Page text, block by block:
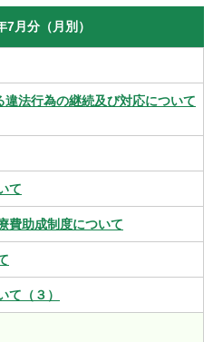
7月分（月別）
法行為の継続及び対応について
て
費助成制度について
て（３）